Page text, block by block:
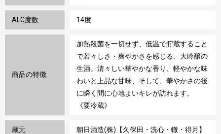
ALC度数 14度
商品の特徴
加熱殺菌を一切せず、低温で貯蔵すること
で若々しさ・爽やかさを感じる、大吟醸の
生酒。清々しい華やかな香り、軽やかな味
わいと上品な甘味、そして、華やかさの後
に瞬く間に心地よいキレが訪れます。
《要冷蔵》
蔵元 朝日酒造(株)【久保田・洗心・轍・得月】